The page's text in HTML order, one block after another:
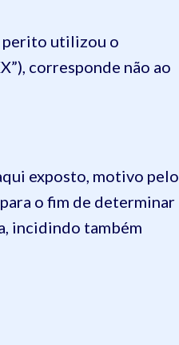
perito utilizou o
corresponde não ao
exposto, motivo pelo
o fim de determinar
incidindo também